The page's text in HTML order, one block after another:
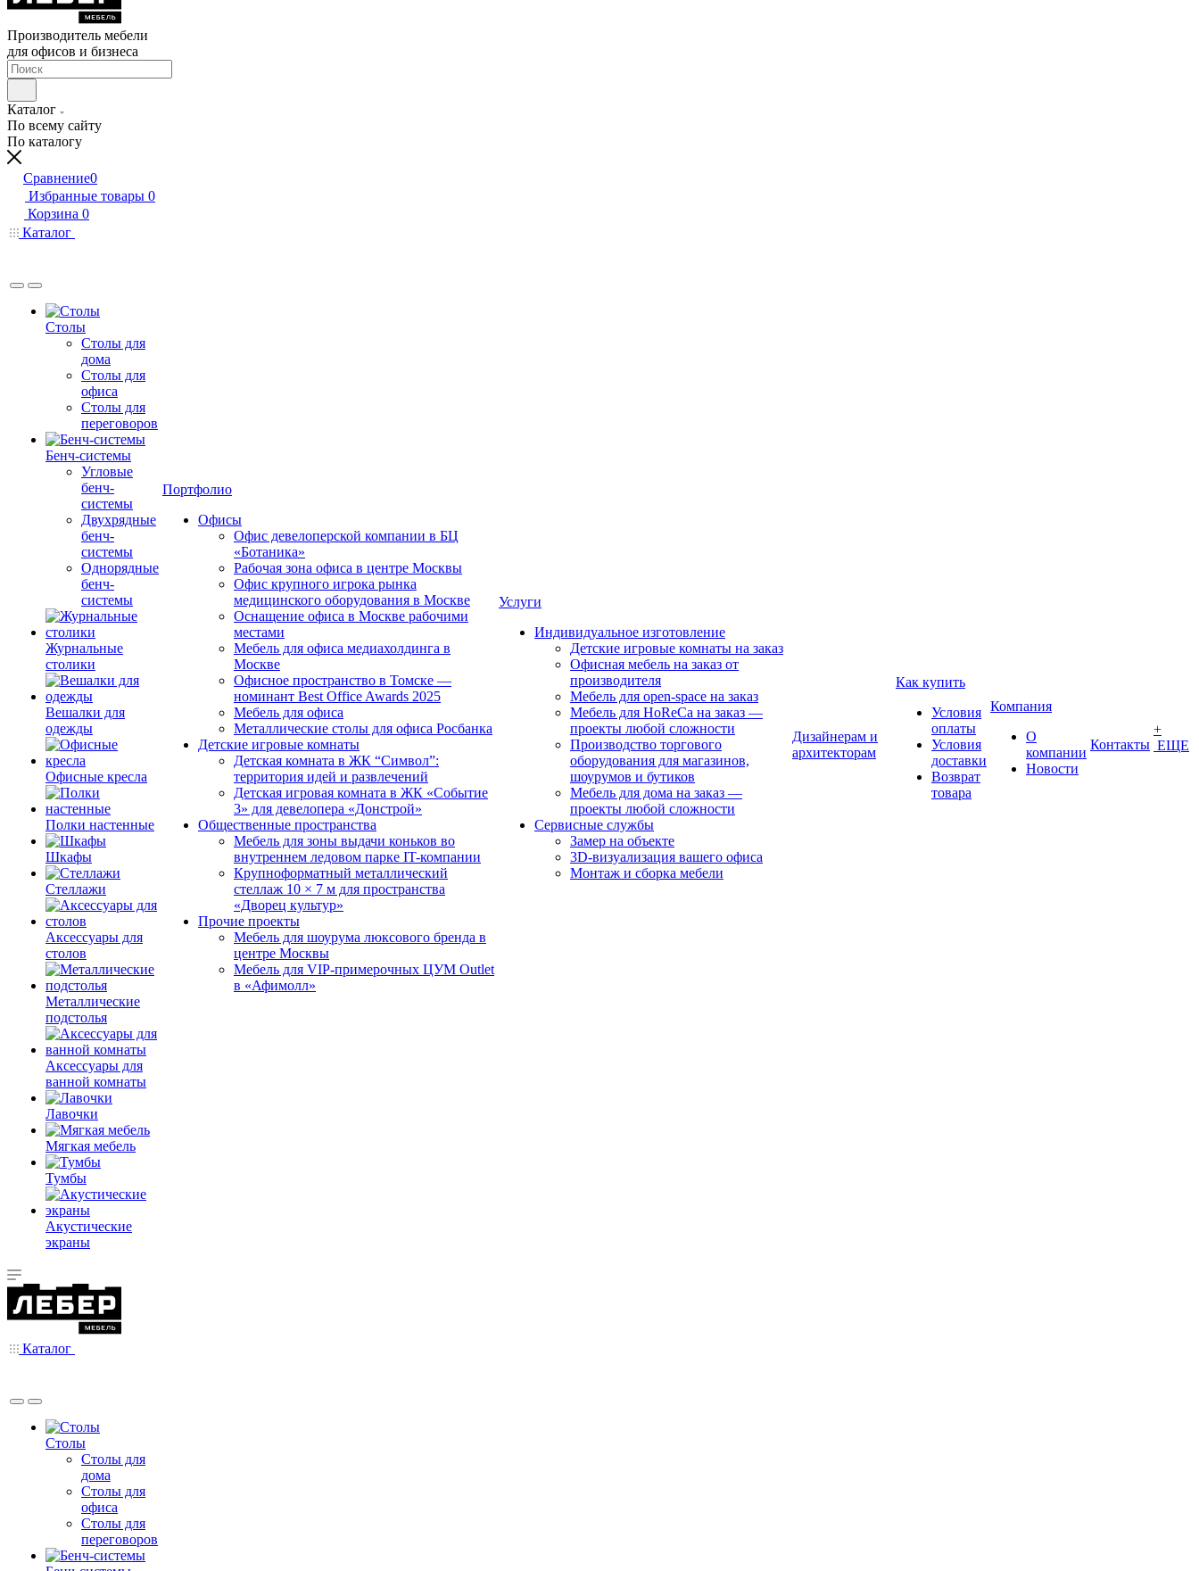
Производитель мебели
для офисов и бизнеса
Каталог
По всему сайту
По каталогу
Сравнение0
Избранные товары 0
Корзина 0
Каталог
Столы
Столы для
дома
Столы для
офиса
Столы для
переговоров
Бенч-системы
Угловые
бенч-
системы
Двухрядные
бенч-
системы
Однорядные
бенч-
системы
Журнальные
столики
Вешалки для
одежды
Офисные кресла
Полки настенные
Шкафы
Стеллажи
Аксессуары для
столов
Металлические
подстолья
Аксессуары для
ванной комнаты
Лавочки
Мягкая мебель
Тумбы
Акустические
экраны
Портфолио
Офисы
Офис девелоперской компании в БЦ
«Ботаника»
Рабочая зона офиса в центре Москвы
Офис крупного игрока рынка
медицинского оборудования в Москве
Оснащение офиса в Москве рабочими
местами
Мебель для офиса медиахолдинга в
Москве
Офисное пространство в Томске —
номинант Best Office Awards 2025
Мебель для офиса
Металлические столы для офиса Росбанка
Детские игровые комнаты
Детская комната в ЖК “Символ”:
территория идей и развлечений
Детская игровая комната в ЖК «Событие
3» для девелопера «Донстрой»
Общественные пространства
Мебель для зоны выдачи коньков во
внутреннем ледовом парке IT-компании
Крупноформатный металлический
стеллаж 10 × 7 м для пространства
«Дворец культур»
Прочие проекты
Мебель для шоурума люксового бренда в
центре Москвы
Мебель для VIP-примерочных ЦУМ Outlet
в «Афимолл»
Услуги
Индивидуальное изготовление
Детские игровые комнаты на заказ
Офисная мебель на заказ от
производителя
Мебель для open-space на заказ
Мебель для HoReCa на заказ —
проекты любой сложности
Производство торгового
оборудования для магазинов,
шоурумов и бутиков
Мебель для дома на заказ —
проекты любой сложности
Сервисные службы
Замер на объекте
3D-визуализация вашего офиса
Монтаж и сборка мебели
Дизайнерам и
архитекторам
Как купить
Условия
оплаты
Условия
доставки
Возврат
товара
Компания
О
компании
Новости
Контакты
+
ЕЩЕ
Каталог
Столы
Столы для
дома
Столы для
офиса
Столы для
переговоров